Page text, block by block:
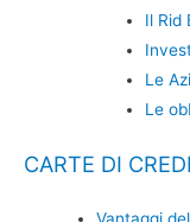
Il Rid
Le
Le
CARTE DI